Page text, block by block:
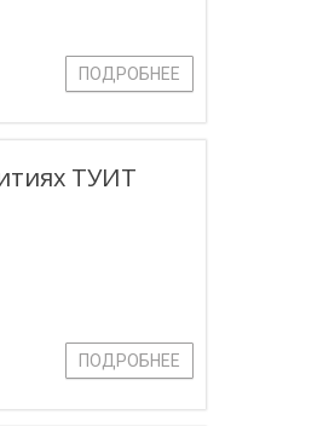
ПОДРОБНЕЕ
ТУИТ
ПОДРОБНЕЕ